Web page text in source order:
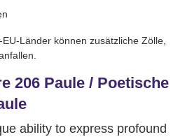
Länder können zusätzliche Zölle,
206 Paule / Poetische
ability to express profound